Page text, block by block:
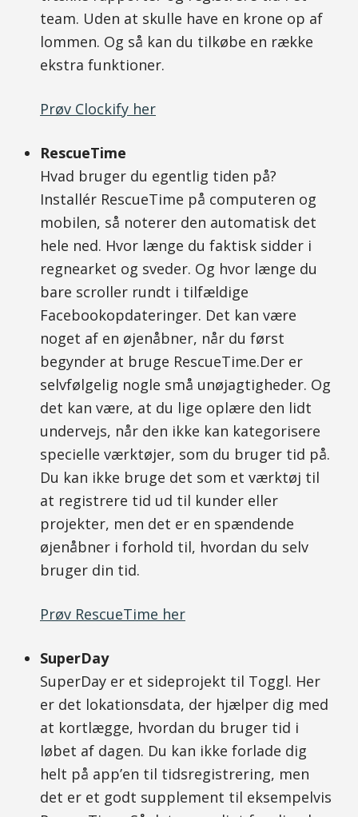
team. Uden at skulle have en krone op af
lommen. Og så kan du tilkøbe en række
ekstra funktioner.
Prøv Clockify her
RescueTime
Hvad bruger du egentlig tiden på?
Installér RescueTime på computeren og
mobilen, så noterer den automatisk det
hele ned. Hvor længe du faktisk sidder i
regnearket og sveder. Og hvor længe du
bare scroller rundt i tilfældige
Facebookopdateringer. Det kan være
noget af en øjenåbner, når du først
begynder at bruge RescueTime.Der er
selvfølgelig nogle små unøjagtigheder. Og
det kan være, at du lige oplære den lidt
undervejs, når den ikke kan kategorisere
specielle værktøjer, som du bruger tid på.
Du kan ikke bruge det som et værktøj til
at registrere tid ud til kunder eller
projekter, men det er en spændende
øjenåbner i forhold til, hvordan du selv
bruger din tid.
Prøv RescueTime her
SuperDay
SuperDay er et sideprojekt til Toggl. Her
er det lokationsdata, der hjælper dig med
at kortlægge, hvordan du bruger tid i
løbet af dagen. Du kan ikke forlade dig
helt på app’en til tidsregistrering, men
det er et godt supplement til eksempelvis